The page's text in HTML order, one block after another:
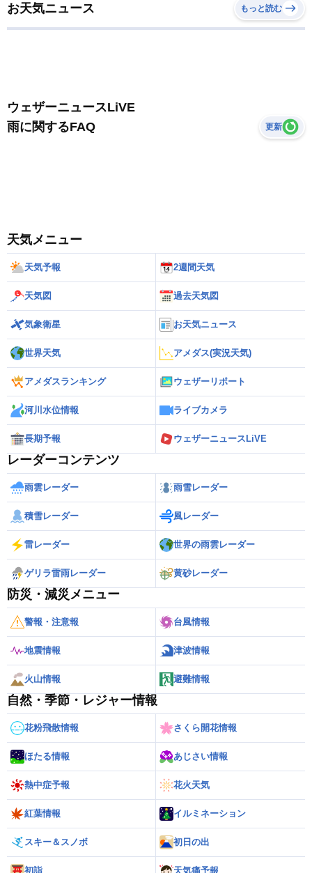
お天気ニュース もっと読む
ウェザーニュースLiVE
雨に関するFAQ
更新
天気メニュー
天気予報 2週間天気
天気図 過去天気図
気象衛星 お天気ニュース
世界天気 アメダス(実況天気)
アメダスランキング ウェザーリポート
河川水位情報 ライブカメラ
長期予報 ウェザーニュースLiVE
レーダーコンテンツ
雨雲レーダー 雨雪レーダー
積雪レーダー 風レーダー
雷レーダー 世界の雨雲レーダー
ゲリラ雷雨レーダー 黄砂レーダー
防災・減災メニュー
警報・注意報 台風情報
地震情報 津波情報
火山情報 避難情報
自然・季節・レジャー情報
花粉飛散情報 さくら開花情報
ほたる情報 あじさい情報
熱中症予報 花火天気
紅葉情報 イルミネーション
スキー＆スノボ 初日の出
初詣 天気痛予報